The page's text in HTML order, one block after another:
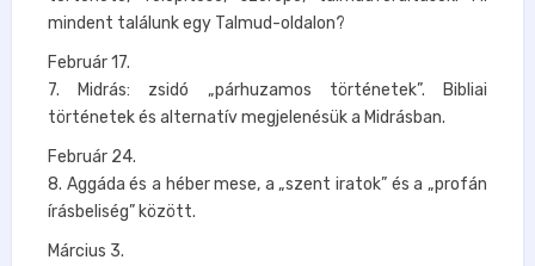
mindent találunk egy Talmud-oldalon?
Február 17.
7. Midrás: zsidó „párhuzamos történetek”. Bibliai
történetek és alternatív megjelenésük a Midrásban.
Február 24.
8. Aggáda és a héber mese, a „szent iratok” és a „profán
írásbeliség” között.
Március 3.